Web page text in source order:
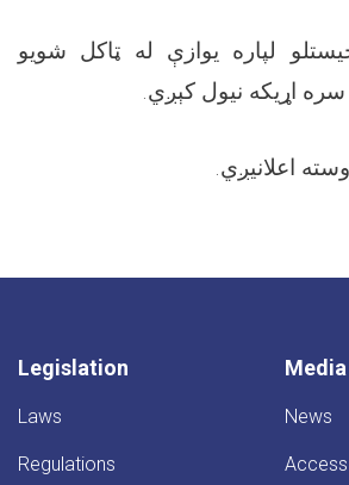
لپاره یوازې له ټاکل شویو
اړیکه نیول کېږي
اعلانیږي.
Legislation
Laws
Regulations
News